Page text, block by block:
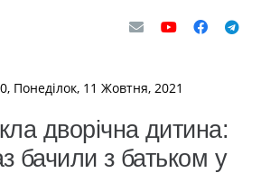
Понеділок, 11 Жовтня, 2021
дворічна дитина:
бачили з батьком у